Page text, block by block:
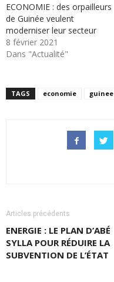
ECONOMIE : des orpailleurs
de Guinée veulent
moderniser leur secteur
8 février 2021
Dans "Actualité"
TAGS economie guinee
Articles précédents
ENERGIE : LE PLAN D’ABÉ
SYLLA POUR RÉDUIRE LA
SUBVENTION DE L’ÉTAT